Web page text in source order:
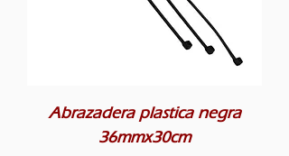
Abrazadera plastica negra
36mmx30cm